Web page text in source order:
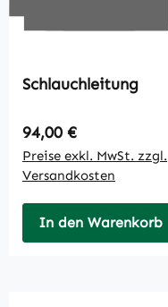
Schlauchleitung
Regulärer Preis:
94,00 €
Preise exkl. MwSt. zzgl.
Versandkosten
In den Warenkorb